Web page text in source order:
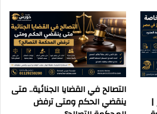
|
التصالح في القضايا الجنائية.. متى
ينقضي الحكم ومتى ترفض